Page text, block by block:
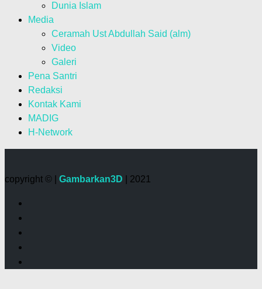
Dunia Islam
Media
Ceramah Ust Abdullah Said (alm)
Video
Galeri
Pena Santri
Redaksi
Kontak Kami
MADIG
H-Network
copyright © | Gambarkan3D | 2021